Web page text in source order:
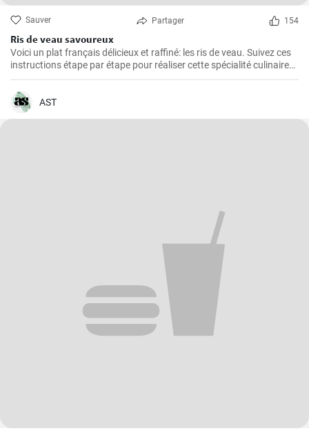
Sauver Partager 154
Ris de veau savoureux
Voici un plat français délicieux et raffiné: les ris de veau. Suivez ces
instructions étape par étape pour réaliser cette spécialité culinaire
française appréciée pour leur texture délicate et leur goût savoureux
AST